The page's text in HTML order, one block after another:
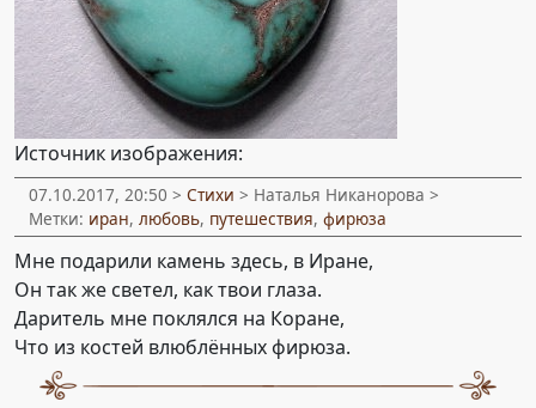
Источник изображения:
07.10.2017, 20:50 > Стихи > Наталья Никанорова >
Метки: иран, любовь, путешествия, фирюза
Мне подарили камень здесь, в Иране,
Он так же светел, как твои глаза.
Даритель мне поклялся на Коране,
Что из костей влюблённых фирюза.